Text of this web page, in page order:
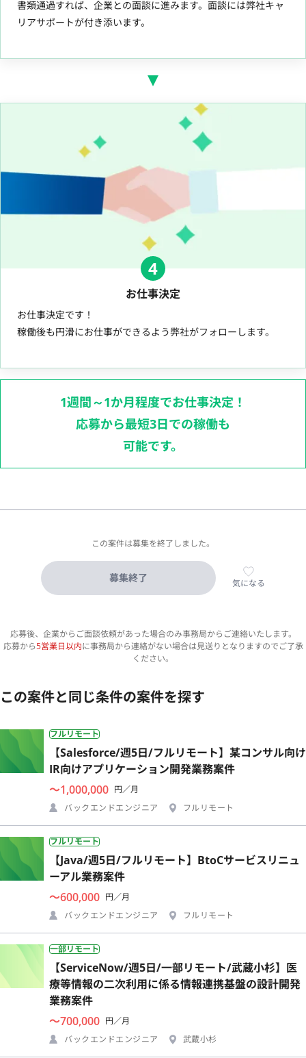
書類通過すれば、企業との面談に進みます。面談には弊社キャ
リアサポートが付き添います。
4
お仕事決定
お仕事決定です！
稼働後も円滑にお仕事ができるよう弊社がフォローします。
1週間～1か月程度でお仕事決定！
応募から最短3日での稼働も
可能です。
この案件は募集を終了しました。
募集終了 気になる
応募後、企業からご面談依頼があった場合のみ事務局からご連絡いたします。
応募から5営業日以内に事務局から連絡がない場合は見送りとなりますのでご了承
ください。
この案件と同じ条件の案件を探す
フルリモート
【Salesforce/週5日/フルリモート】某コンサル向け
IR向けアプリケーション開発業務案件
〜1,000,000 円／月
バックエンドエンジニア
フルリモート
フルリモート
【Java/週5日/フルリモート】BtoCサービスリニュ
ーアル業務案件
〜600,000 円／月
バックエンドエンジニア
フルリモート
一部リモート
【ServiceNow/週5日/一部リモート/武蔵小杉】医
療等情報の二次利用に係る情報連携基盤の設計開発
業務案件
〜700,000 円／月
バックエンドエンジニア
武蔵小杉